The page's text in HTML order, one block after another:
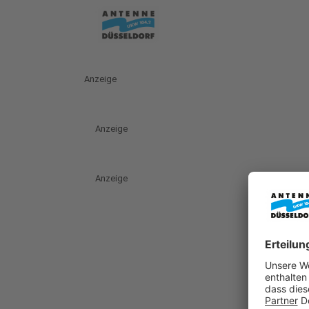
Anzeige
Anzeige
Anzeige